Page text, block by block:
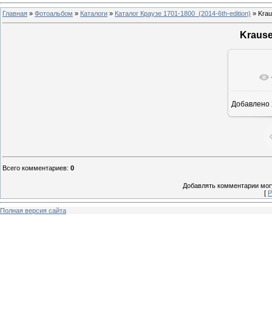
Главная » Фотоальбом » Каталоги » Каталог Краузе 1701-1800_(2014-6th-edition) »
Добавлено
Всего комментариев: 0
Добавлять комментарии
[
Полная версия сайта